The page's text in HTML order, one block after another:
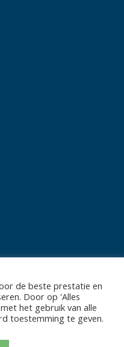
de beste prestatie en
Door op 'Alles
het gebruik van alle
toestemming te geven.